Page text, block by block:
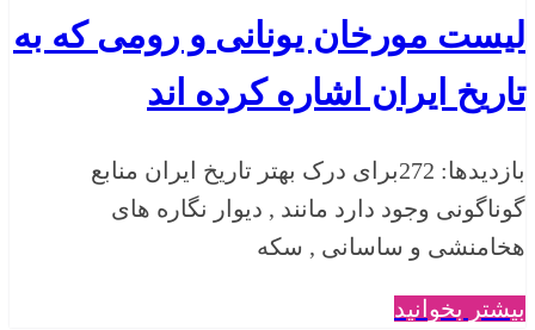
لیست مورخان یونانی و رومی که به
تاریخ ایران اشاره کرده اند
بازدیدها: 272برای درک بهتر تاریخ ایران منابع
گوناگونی وجود دارد مانند , دیوار نگاره های
هخامنشی و ساسانی , سکه
بیشتر بخوانید